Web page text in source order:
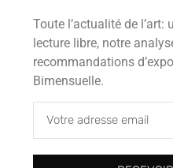
Cour Saint-Pierre, 5
Fax : + 41 (0) 22 735 60 38
redaction@artpassions.ch
Toute l’actualité de l’art:
lecture libre, notre
recommandations
Bimensuelle.